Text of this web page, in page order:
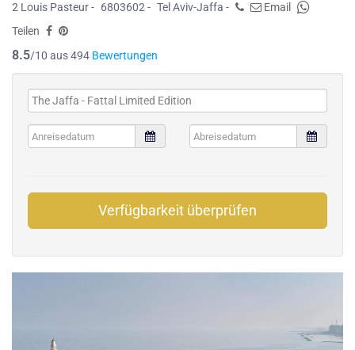
2 Louis Pasteur - 6803602 - Tel Aviv-Jaffa -
Email
Teilen
8.5/10 aus 494 Bewertungen
Verfügbarkeit überprüfen